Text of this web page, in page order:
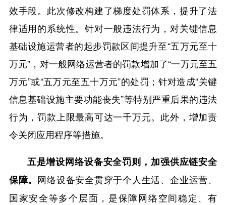
效手段。此次修改构建了梯度处罚体系，提升了法
律适用的系统性。针对一般违法行为，对关键信息
基础设施运营者的起步罚款区间提升至“五万元至十
万元”，对一般网络运营者的罚款增加了“一万元至五
万元”或“五万元至五十万元”的处罚；针对造成“关键
信息基础设施主要功能丧失”等特别严重后果的违法
行为，罚款上限最高可达一千万元。此外，增加责
令关闭应用程序等措施。
五是增设网络设备安全罚则，加强供应链安全
保障。 网络设备安全贯穿于个人生活、企业运营、
国家安全等多个层面，是保障网络空间稳定、有